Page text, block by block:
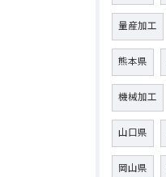
量産加工
熊本県
機械加工
山口県
岡山県